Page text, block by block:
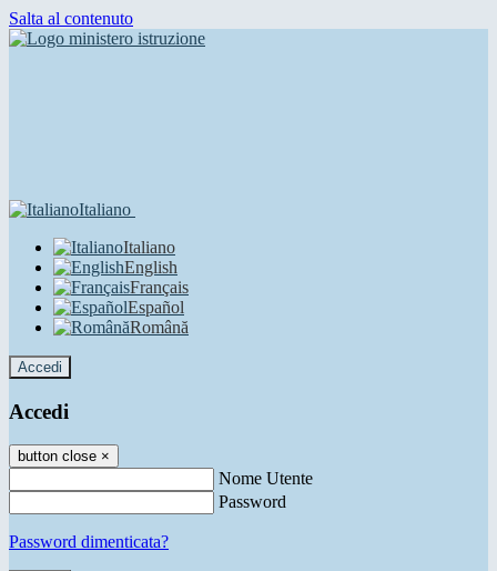
Salta al contenuto
Italiano
Italiano
English
Français
Español
Română
Accedi
Accedi
button close ×
Nome Utente
Password
Password dimenticata?